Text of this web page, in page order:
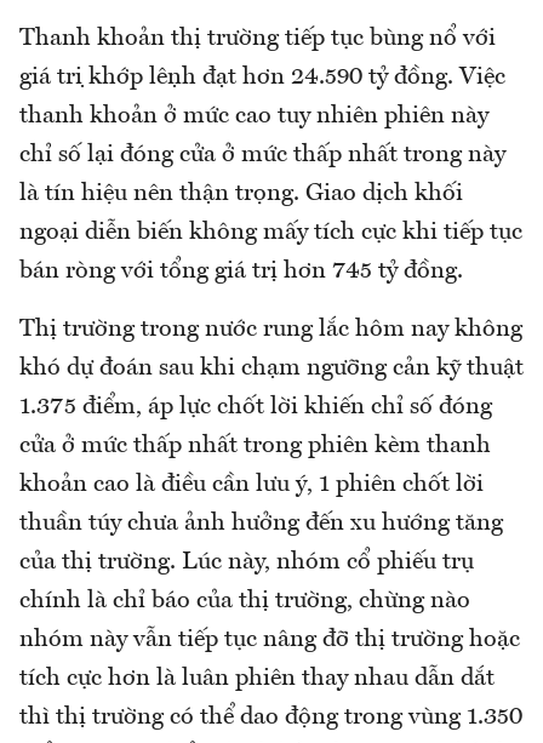
Thanh khoản thị trường tiếp tục bùng nổ với
giá tṛi khớp lệnh đạt hơn 24.590 tỷ đồng. Việc
thanh khoản ở mức cao tuy nhiên phiên này
chỉ số lại đóng cửa ở mức thấp nhất trong này
là tín hiệu nên thận trọng. Giao dịch khối
ngoại diễn biến không mấy tích cực khi tiếp tục
bán ròng với tổng giá trị hơn 745 tỷ đồng.
Thị trường trong nước rung lắc hôm nay không
khó dự đoán sau khi chạm ngưỡng cản kỹ thuật
1.375 điểm, áp lực chốt lời khiến chỉ số đóng
cửa ở mức thấp nhất trong phiên kèm thanh
khoản cao là điều cần lưu ý, 1 phiên chốt lời
thuần túy chưa ảnh hưởng đến xu hướng tăng
của thị trường. Lúc này, nhóm cổ phiếu trụ
chính là chỉ báo của thị trường, chừng nào
nhóm này vẫn tiếp tục nâng đỡ thị trường hoặc
tích cực hơn là luân phiên thay nhau dẫn dắt
thì thị trường có thể dao động trong vùng 1.350